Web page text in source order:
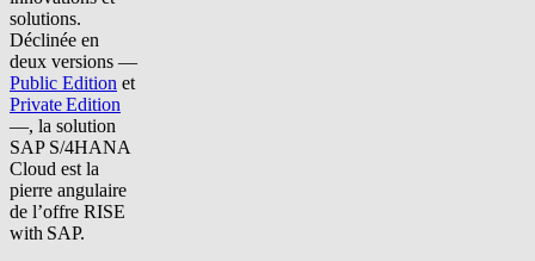
solutions.
Déclinée en
deux versions —
Public Edition et
Private Edition
—, la solution
SAP S/4HANA
Cloud est la
pierre angulaire
de l’offre RISE
with SAP.